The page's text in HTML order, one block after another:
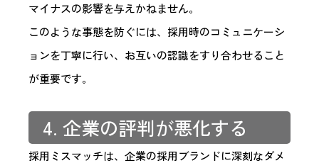
マイナスの影響を与えかねません。
このような事態を防ぐには、採用時のコミュニケーシ
ョンを丁寧に行い、お互いの認識をすり合わせること
が重要です。
4. 企業の評判が悪化する
採用ミスマッチは、企業の採用ブランドに深刻なダメ